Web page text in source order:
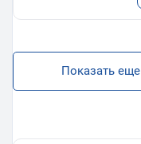
Показать еще